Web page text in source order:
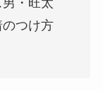
・旺太
つけ方